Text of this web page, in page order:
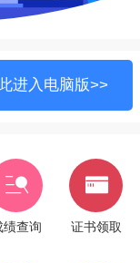
进入电脑版>>
绩查询 证书领取